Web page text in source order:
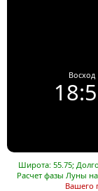
Восход
Широта: 55.75;
Расчет фазы Луны
Вашего